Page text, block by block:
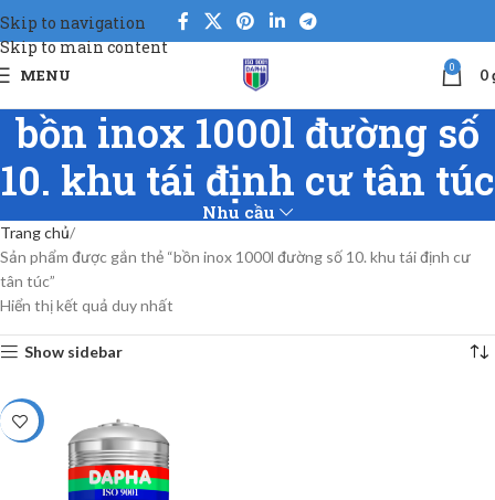
Skip to navigation
Skip to main content
MENU 0 0
bồn inox 1000l đường số
10. khu tái định cư tân túc
Nhu cầu
Trang chủ
Sản phẩm được gắn thẻ “bồn inox 1000l đường số 10. khu tái định cư
tân túc”
Hiển thị kết quả duy nhất
Show sidebar
-5%